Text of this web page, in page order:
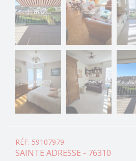
RÉF. 59107979
SAINTE ADRESSE - 76310